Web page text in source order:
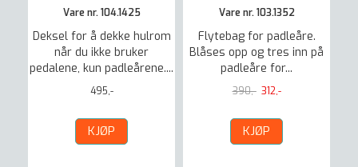
Vare nr. 104.1425
Deksel for å dekke hulrom
når du ikke bruker
pedalene, kun padleårene....
495,-
KJØP
Vare nr. 103.1352
Flytebag for padleåre.
Blåses opp og tres inn på
padleåre for...
390,- 312,-
KJØP